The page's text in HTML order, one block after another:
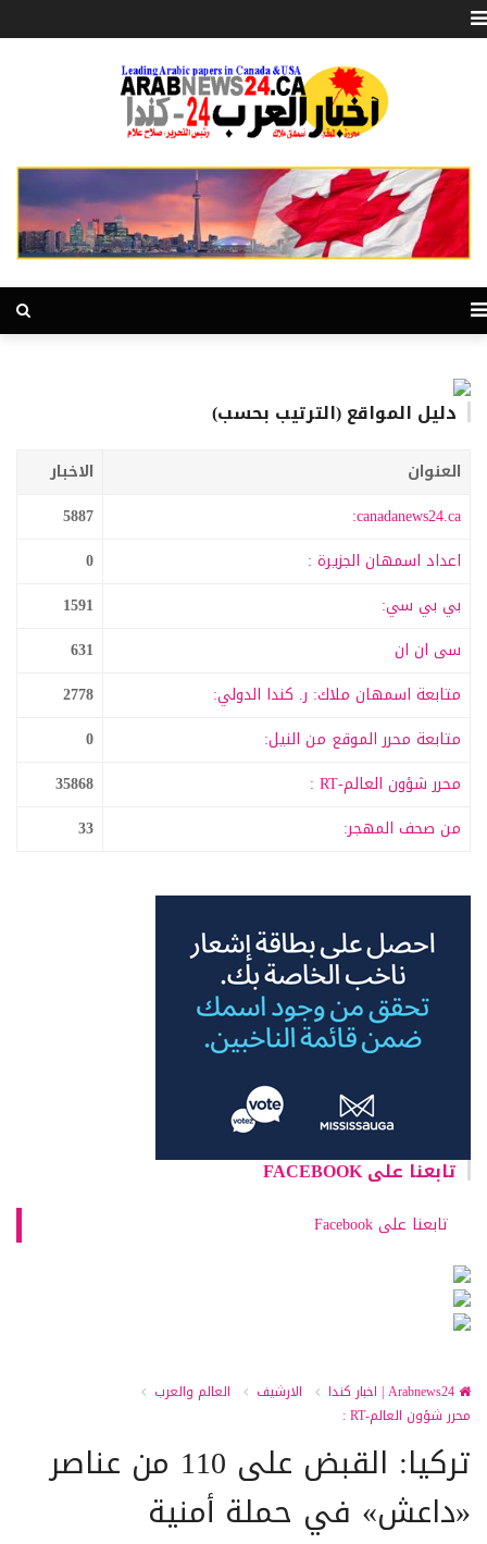
دليل المواقع (الترتيب بحسب)
العنوان
الاخبار
canadanews24.ca:
5887
اعداد اسمهان الجزيرة :
0
بي بي سي:
1591
سى ان ان
631
متابعة اسمهان ملاك: ر. كندا الدولي:
2778
متابعة محرر الموقع من النيل:
0
محرر شؤون العالم-RT :
35868
من صحف المهجر:
33
تابعنا على FACEBOOK
تابعنا على Facebook
الارشيف
العالم والعرب
محرر شؤون العالم-RT :
تركيا: القبض على 110 من عناصر
«داعش» في حملة أمنية